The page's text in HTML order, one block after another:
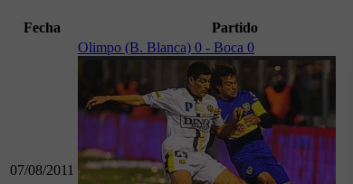
Fecha Partido
07/08/2011
Olimpo (B. Blanca) 0 - Boca 0